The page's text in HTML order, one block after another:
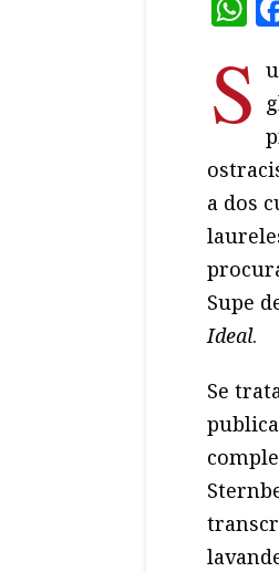
S
a dos
Supe
Ideal.
Se